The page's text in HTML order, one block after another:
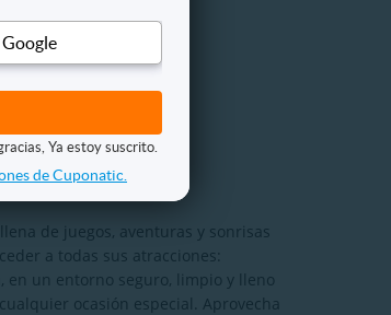
de juegos, aventuras y sonrisas
a todas sus atracciones:
en un entorno seguro, limpio y lleno
ocasión especial. Aprovecha
Ya estoy suscrito.
de Cuponatic.